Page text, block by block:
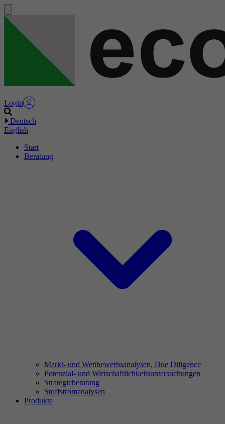
Login
Deutsch
English
Start
Beratung
Markt- und Wettbewerbsanalysen, Due Diligence
Potenzial- und Wirtschaftlichkeitsuntersuchungen
Strategieberatung
Stoffstromanalysen
Produkte